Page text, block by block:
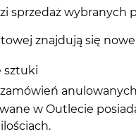
sprzedaż
znajdują się
sztuki
w Outlecie